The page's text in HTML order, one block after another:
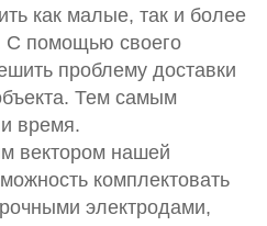
как малые, так и более
С помощью своего
проблему доставки
Тем самым
время.
вектором нашей
комплектовать
электродами,